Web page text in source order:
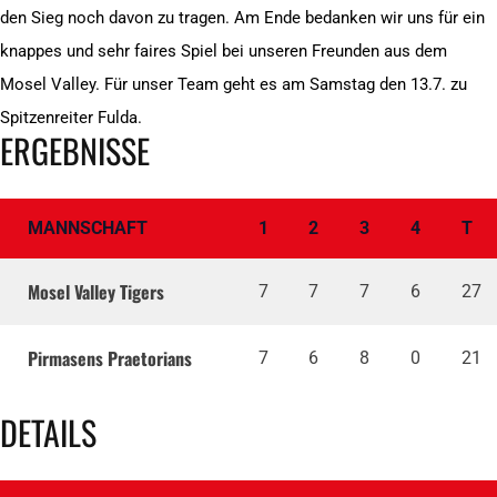
den Sieg noch davon zu tragen. Am Ende bedanken wir uns für ein
knappes und sehr faires Spiel bei unseren Freunden aus dem
Mosel Valley. Für unser Team geht es am Samstag den 13.7. zu
Spitzenreiter Fulda.
ERGEBNISSE
MANNSCHAFT 1 2 3 4 T
Mosel Valley Tigers 7 7 7 6 27
Pirmasens Praetorians 7 6 8 0 21
DETAILS